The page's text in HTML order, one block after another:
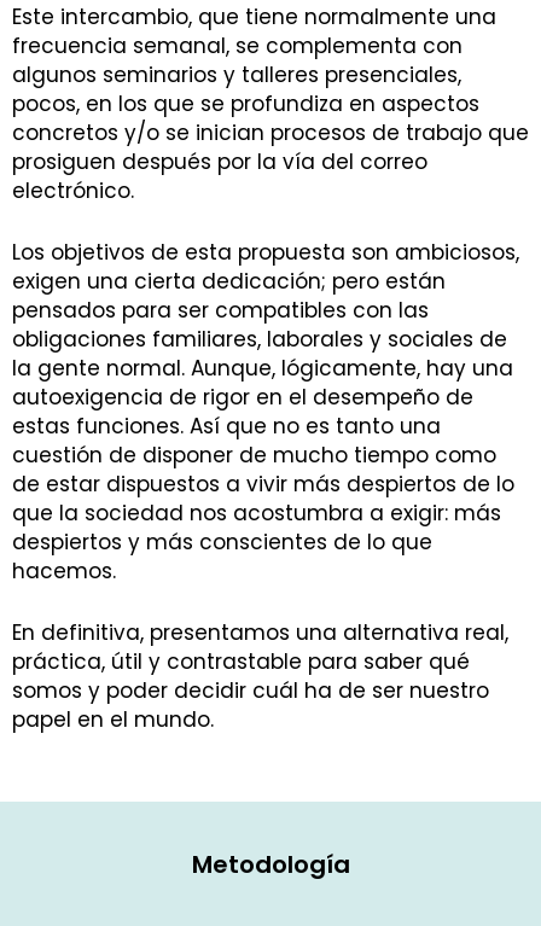
Este intercambio, que tiene normalmente una
frecuencia semanal, se complementa con
algunos seminarios y talleres presenciales,
pocos, en los que se profundiza en aspectos
concretos y/o se inician procesos de trabajo que
prosiguen después por la vía del correo
electrónico.
Los objetivos de esta propuesta son ambiciosos,
exigen una cierta dedicación; pero están
pensados para ser compatibles con las
obligaciones familiares, laborales y sociales de
la gente normal. Aunque, lógicamente, hay una
autoexigencia de rigor en el desempeño de
estas funciones. Así que no es tanto una
cuestión de disponer de mucho tiempo como
de estar dispuestos a vivir más despiertos de lo
que la sociedad nos acostumbra a exigir: más
despiertos y más conscientes de lo que
hacemos.
En definitiva, presentamos una alternativa real,
práctica, útil y contrastable para saber qué
somos y poder decidir cuál ha de ser nuestro
papel en el mundo.
Metodología